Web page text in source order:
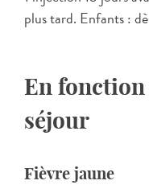
plus tard. Enfants :
En
séjour
Fièvre jaune